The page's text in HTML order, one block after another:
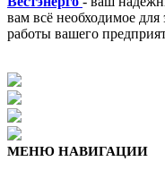
вам всё необходимое
работы вашего
МЕНЮ НАВИГАЦИИ